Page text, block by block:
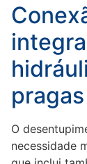
pragas
O
necessidade